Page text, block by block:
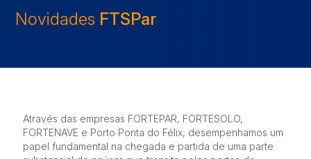
Novidades FTSPar
Através das empresas FORTEPAR, FORTESOLO,
FORTENAVE e Porto Ponta do Félix, desempenhamos um
papel fundamental na chegada e partida de uma parte